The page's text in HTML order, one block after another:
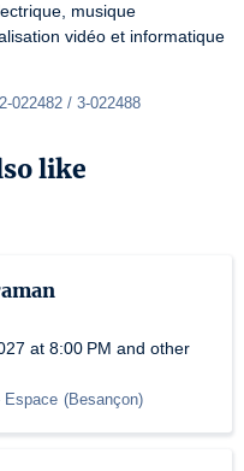
musique
vidéo et informatique
022482 / 3-022488
like
at 8:00 PM and other
Espace (Besançon)